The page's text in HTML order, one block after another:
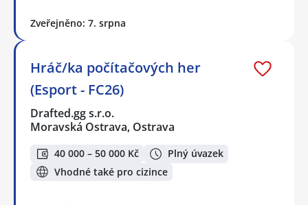
Zveřejněno: 7. srpna
Hráč/ka počítačových her
(Esport - FC26)
Drafted.gg s.r.o.
Moravská Ostrava, Ostrava
40 000 – 50 000 Kč
Plný úvazek
Vhodné také pro cizince